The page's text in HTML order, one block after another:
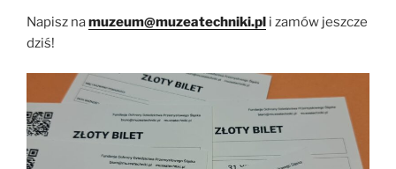
Napisz namuzeum@muzeatechniki.pl i zamów jeszcze
dziś!